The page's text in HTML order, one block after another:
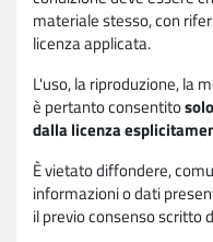
materiale stesso, con
licenza applicata.
L'uso, la riproduzione, la
è pertanto consentito
dalla licenza
È vietato diffondere,
informazioni o dati
il previo consenso scritto